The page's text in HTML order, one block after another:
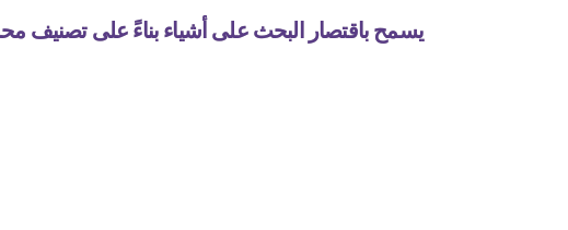
يسمح باقتصار البحث على أشياء بناءً على تصنيف